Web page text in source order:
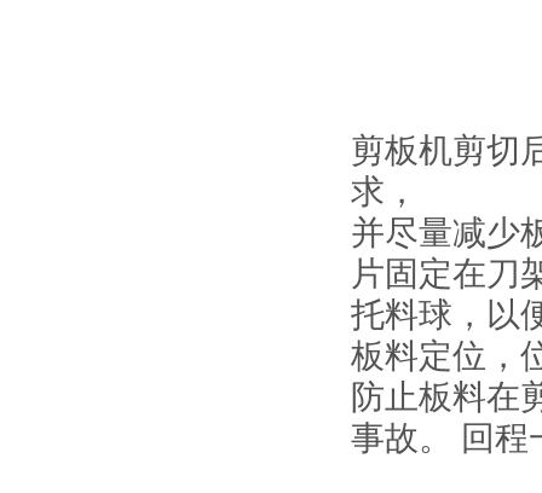
剪板机剪切
求，
并尽量减少
片固定在刀
托料球，以
板料定位，
防止板料在
事故。 回程